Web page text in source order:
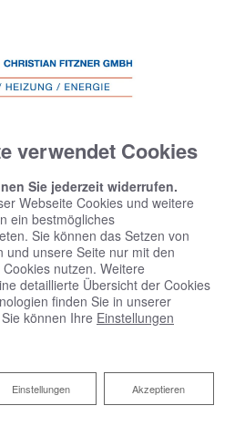
verwendet Cookies
Sie jederzeit widerrufen.
Webseite Cookies und weitere
ein bestmögliches
Sie können das Setzen von
und unsere Seite nur mit den
nutzen. Weitere
detaillierte Übersicht der Cookies
finden Sie in unserer
können Ihre Einstellungen
Akzeptieren
Einstellungen